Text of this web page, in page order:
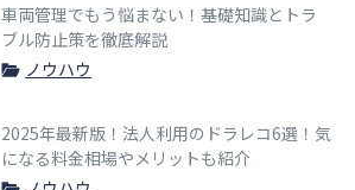
車両管理でもう悩まない！基礎知識とトラ
ブル防止策を徹底解説
ノウハウ
2025年最新版！法人利用のドラレコ6選！気
になる料金相場やメリットも紹介